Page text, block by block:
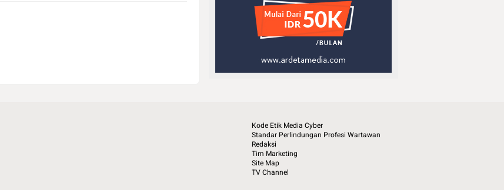
Kode Etik Media Cyber
Standar Perlindungan Profesi Wartawan
Redaksi
Tim Marketing
Site Map
TV Channel